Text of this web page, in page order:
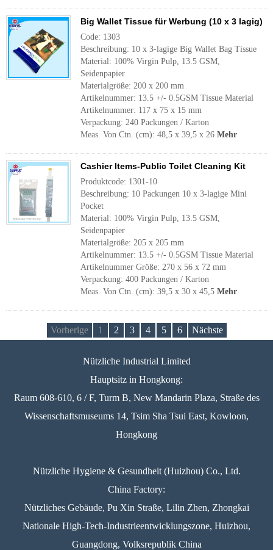
Big Wallet Tissue für Werbung (10 x 3 lagig)
Code: 1303
Beschreibung: 10 x 3-lagige Big Wallet Bag Tissue
Material: 100% Virgin Pulp, 13.5 GSM,
Seidenpapier
Materialgröße: 200 x 200 mm
Artikelnummer: 13.5 +/- 0.5GSM Tissue Material
Artikelnummer: 117 x 75 x 15 mm
Verpackung: 240 Packungen / Karton
Meas. Von Ctn. (cm): 48,5 x 39,5 x 26 Mehr
Cashier Items-Public Toilet Cleaning Kit
Produktcode: 1301-10
Beschreibung: 10 Packungen 10 x 3-lagige Mini
Pocket
Material: 100% Virgin Pulp, 13.5 GSM,
Seidenpapier
Materialgröße: 205 x 205 mm
Artikelnummer: 13.5 +/- 0.5GSM Tissue Material
Artikelnummer Größe: 270 x 56 x 72 mm
Verpackung: 400 Packungen / Karton
Meas. Von Ctn. (cm): 39,5 x 30 x 45,5 Mehr
Vorherige 1 2 3 4 5 6 Nächste
Nützliche Industrial Limited
Hauptsitz in Hongkong:
Raum 608-610, 6 / F, Turm B, New Mandarin Plaza, Straße des
Wissenschaftsmuseums 14, Tsim Sha Tsui East, Kowloon,
Hongkong
Nützliche Hygiene & Gesundheit (Huizhou) Co., Ltd.
China Factory:
Nützliches Gebäude, Pu Xin Straße, Lilin Zhen, Zhongkai
Nationale High-Tech-Industrieentwicklungszone, Huizhou,
Guangdong, Volksrepublik China